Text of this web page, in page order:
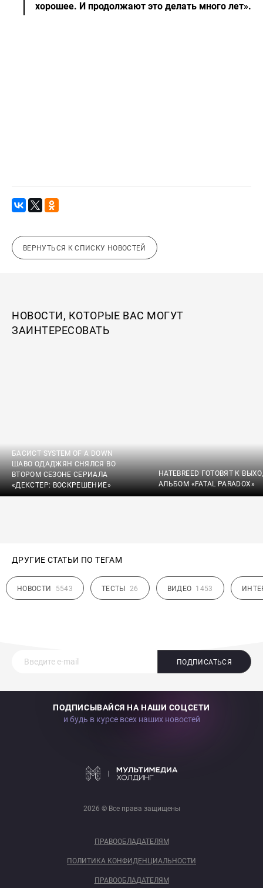
хорошее. И продолжают это делать много лет».
ВЕРНУТЬСЯ К СПИСКУ НОВОСТЕЙ
НОВОСТИ, КОТОРЫЕ ВАС МОГУТ
ЗАИНТЕРЕСОВАТЬ
БАСИСТ SYSTEM OF A DOWN
ШАВО ОДАДЖЯН СНЯЛСЯ ВО
ВТОРОМ СЕЗОНЕ СЕРИАЛА
«ДЕКСТЕР: ВОСКРЕШЕНИЕ»
HATEBREED ГОТОВЯТ К
АЛЬБОМ «FATAL PARADOX»
ДРУГИЕ СТАТЬИ ПО ТЕГАМ
НОВОСТИ 5543 ТЕСТЫ 26 ВИДЕО 1453
ПОДПИСАТЬСЯ
ПОДПИСЫВАЙСЯ НА НАШИ СОЦСЕТИ
и будь в курсе всех наших новостей
2026 © Все права защищены
ПРАВООБЛАДАТЕЛЯМ
ПОЛИТИКА КОНФИДЕНЦИАЛЬНОСТИ
ПРАВООБЛАДАТЕЛЯМ